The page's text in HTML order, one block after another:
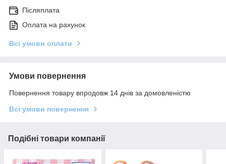
Післяплата
Оплата на рахунок
Всі умови оплати
Умови повернення
Повернення товару впродовж 14 днів за домовленістю
Всі умови повернення
Подібні товари компанії